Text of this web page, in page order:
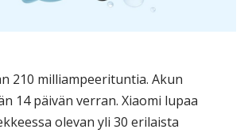
210 milliampeerituntia. Akun
14 päivän verran. Xiaomi lupaa
olevan yli 30 erilaista